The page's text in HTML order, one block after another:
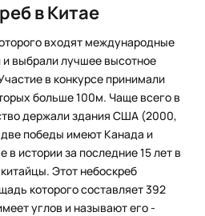
в Китае
входят международные
и выбрали лучшее высотное
в конкурсе принимали
больше 100м. Чаще всего в
держали здания США (2000,
победы имеют Канада и
в истории за последние 15 лет в
Этот небоскреб
которого составляет 392
углов и называют его -